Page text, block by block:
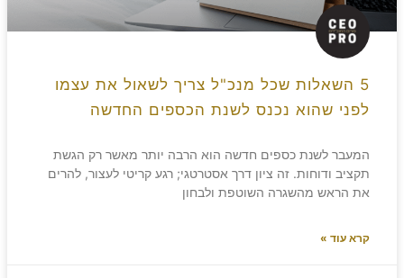
5 השאלות שכל מנכ"ל צריך לשאול את עצמו
לפני שהוא נכנס לשנת הכספים החדשה
המעבר לשנת כספים חדשה הוא הרבה יותר מאשר רק הגשת
תקציב ודוחות. זה ציון דרך אסטרטגי; רגע קריטי לעצור, להרים
את הראש מהשגרה השוטפת ולבחון
קרא עוד »